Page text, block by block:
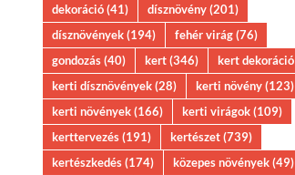
dekoráció(41) dísznövény(201)
dísznövények(194) fehér virág(76)
gondozás(40) kert(346) kert dekoráció
kerti dísznövények(28) kerti növény(123)
kerti növények(166) kerti virágok(109)
kerttervezés(191) kertészet(739)
kertészkedés(174) közepes növények(49)